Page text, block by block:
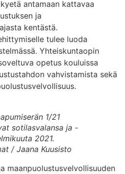
antamaan kattavaa
ja
kentästä.
tulee luoda
Yhteiskuntaopin
opetus kouluissa
vahvistamista sekä
1/21
sotilasvalansa ja -
2021.
/ Jaana Kuusisto
maanpuolustusvelvollisuuden